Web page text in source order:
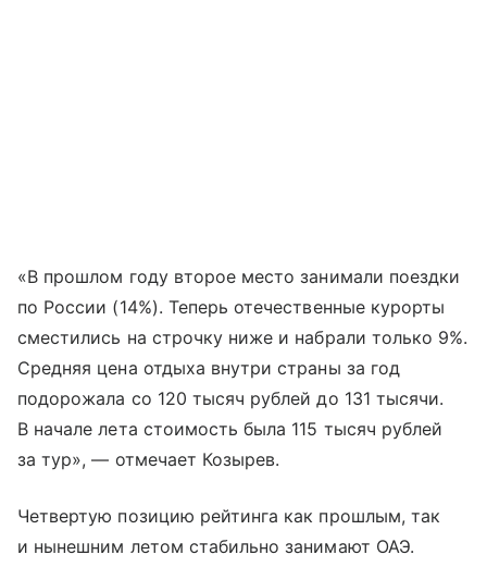
«В прошлом году второе место занимали поездки
по России (14%). Теперь отечественные курорты
сместились на строчку ниже и набрали только 9%.
Средняя цена отдыха внутри страны за год
подорожала со 120 тысяч рублей до 131 тысячи.
В начале лета стоимость была 115 тысяч рублей
за тур», — отмечает Козырев.
Четвертую позицию рейтинга как прошлым, так
и нынешним летом стабильно занимают ОАЭ.